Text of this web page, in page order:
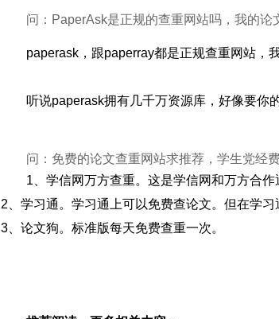
问：PaperAsk是正规的查重网站吗，我的论
paperask，跟paperray都是正规查重网站，
听说paperask拥有几千万资源库，好像要你
问：免费的论文查重网站求推荐，学生党经
1、学信网万方查重。这是学信网和万方合
2、学习通。学习通上可以免费查论文。但在学习
3、论文狗。标准版每天免费查重一次。